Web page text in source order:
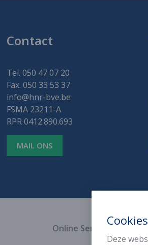
Contact
Tel. 050 47 07 20
Fax. 050 33 53 37
info@hnr-bve.be
FSMA 23211-A
RPR 0412.890.693
MAIL ONS
Online Services
Deze